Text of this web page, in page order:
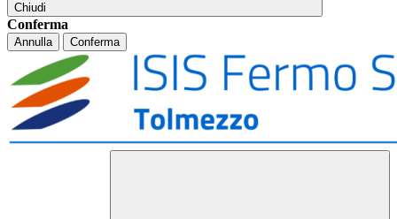
Chiudi
Conferma
Annulla Conferma